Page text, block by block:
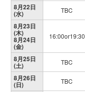
8月22日
(水) TBC
8月23日
(木)
8月24日
(金)
16:00or19:30
8月25日
(土) TBC
8月26日
(日) TBC